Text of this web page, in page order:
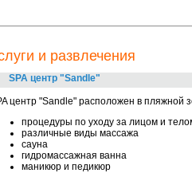
и развлечения
SPA центр "Sandle"
центр "Sandle" расположен в пляжной
процедуры по уходу за лицом и
различные виды массажа
сауна
гидромассажная ванна
маникюр и педикюр